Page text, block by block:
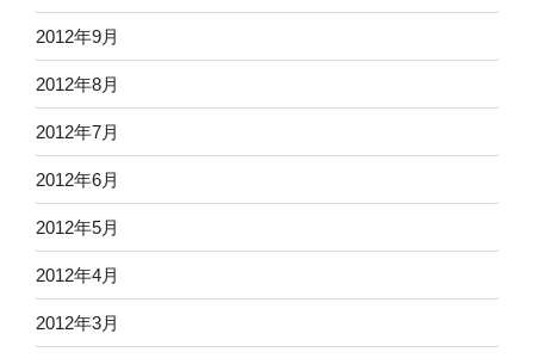
2012年9月
2012年8月
2012年7月
2012年6月
2012年5月
2012年4月
2012年3月